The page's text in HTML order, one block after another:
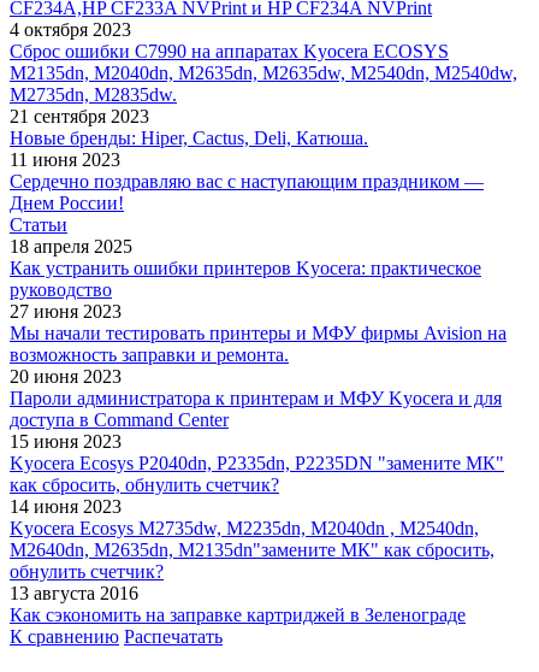
CF234A,HP CF233A NVPrint и HP CF234A NVPrint
4 октября 2023
Сброс ошибки С7990 на аппаратах Kyocera ECOSYS
M2135dn, M2040dn, M2635dn, M2635dw, M2540dn, M2540dw,
M2735dn, M2835dw.
21 сентября 2023
Новые бренды: Hiper, Cactus, Deli, Катюша.
11 июня 2023
Сердечно поздравляю вас с наступающим праздником —
Днем России!
Статьи
18 апреля 2025
Как устранить ошибки принтеров Kyocera: практическое
руководство
27 июня 2023
Мы начали тестировать принтеры и МФУ фирмы Avision на
возможность заправки и ремонта.
20 июня 2023
Пароли администратора к принтерам и МФУ Kyocera и для
доступа в Command Center
15 июня 2023
Kyocera Ecosys P2040dn, P2335dn, P2235DN "замените МК"
как сбросить, обнулить счетчик?
14 июня 2023
Kyocera Ecosys M2735dw, M2235dn, M2040dn , M2540dn,
M2640dn, M2635dn, M2135dn"замените МК" как сбросить,
обнулить счетчик?
13 августа 2016
Как сэкономить на заправке картриджей в Зеленограде
К сравнению Распечатать